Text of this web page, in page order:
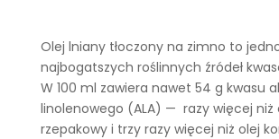
Olej lniany tłoczony na zimno to
najbogatszych roślinnych źródeł
W 100 ml zawiera nawet 54 g kwasu
linolenowego (ALA) — razy więcej niż
rzepakowy i trzy razy więcej niż olej